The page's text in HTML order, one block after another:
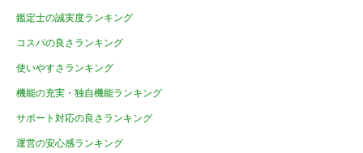
鑑定士の誠実度ランキング
コスパの良さランキング
使いやすさランキング
機能の充実・独自機能ランキング
サポート対応の良さランキング
運営の安心感ランキング